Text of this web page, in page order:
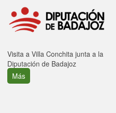
Visita a Villa Conchita junta a la
Diputación de Badajoz
Más